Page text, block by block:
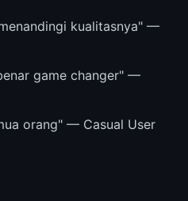
kualitasnya" —
game changer" —
orang" — Casual User